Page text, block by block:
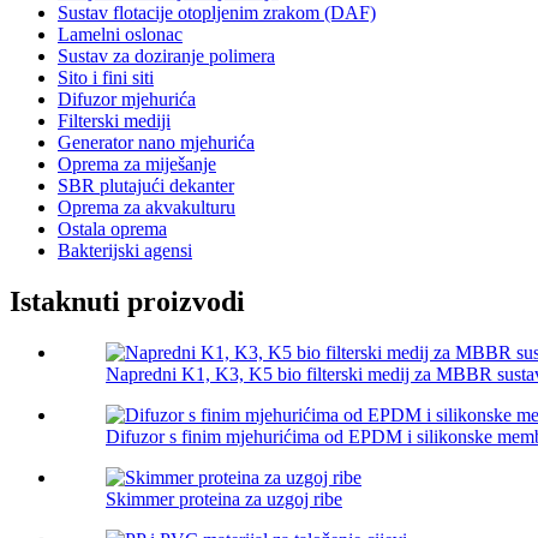
Sustav flotacije otopljenim zrakom (DAF)
Lamelni oslonac
Sustav za doziranje polimera
Sito i fini siti
Difuzor mjehurića
Filterski mediji
Generator nano mjehurića
Oprema za miješanje
SBR plutajući dekanter
Oprema za akvakulturu
Ostala oprema
Bakterijski agensi
Istaknuti proizvodi
Napredni K1, K3, K5 bio filterski medij za MBBR
Difuzor s finim mjehurićima od EPDM i silikonske
Skimmer proteina za uzgoj ribe